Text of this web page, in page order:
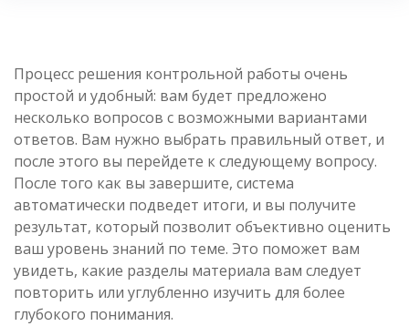
Процесс решения контрольной работы очень
простой и удобный: вам будет предложено
несколько вопросов с возможными вариантами
ответов. Вам нужно выбрать правильный ответ, и
после этого вы перейдете к следующему вопросу.
После того как вы завершите, система
автоматически подведет итоги, и вы получите
результат, который позволит объективно оценить
ваш уровень знаний по теме. Это поможет вам
увидеть, какие разделы материала вам следует
повторить или углубленно изучить для более
глубокого понимания.